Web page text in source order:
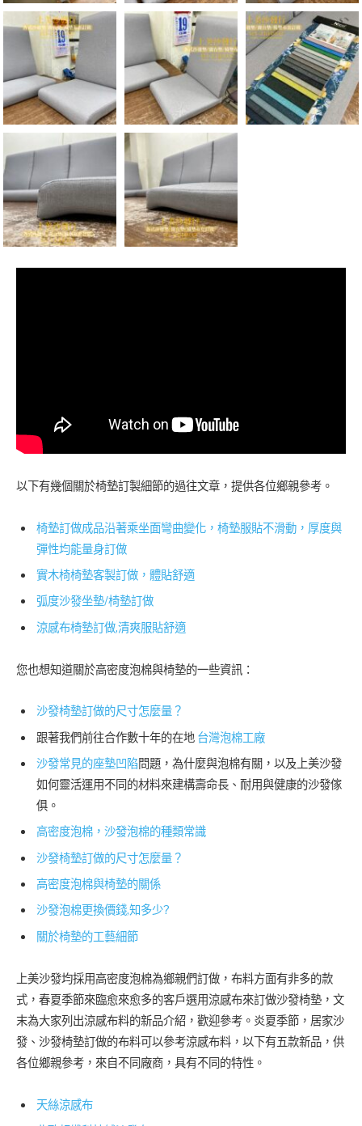
以下有幾個關於椅墊訂製細節的過往文章，提供各位鄉親參考。
椅墊訂做成品沿著乘坐面彎曲變化，椅墊服貼不滑動，厚度與
彈性均能量身訂做
實木椅椅墊客製訂做，體貼舒適
弧度沙發坐墊/椅墊訂做
涼感布椅墊訂做,清爽服貼舒適
您也想知道關於高密度泡棉與椅墊的一些資訊：
沙發椅墊訂做的尺寸怎麼量？
跟著我們前往合作數十年的在地 台灣泡棉工廠
沙發常見的座墊凹陷問題，為什麼與泡棉有關，以及上美沙發
如何靈活運用不同的材料來建構壽命長、耐用與健康的沙發傢
俱。
高密度泡棉，沙發泡棉的種類常識
沙發椅墊訂做的尺寸怎麼量？
高密度泡棉與椅墊的關係
沙發泡棉更換價錢,知多少?
關於椅墊的工藝細節
上美沙發均採用高密度泡棉為鄉親們訂做，布料方面有非多的款
式，春夏季節來臨愈來愈多的客戶選用涼感布來訂做沙發椅墊，文
末為大家列出涼感布料的新品介紹，歡迎參考。炎夏季節，居家沙
發、沙發椅墊訂做的布料可以參考涼感布料，以下有五款新品，供
各位鄉親參考，來自不同廠商，具有不同的特性。
天絲涼感布